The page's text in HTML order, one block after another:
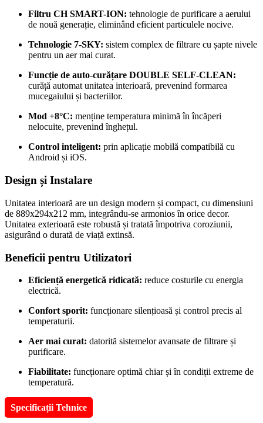
Filtru CH SMART-ION: tehnologie de purificare a aerului
de nouă generație, eliminând eficient particulele nocive.
Tehnologie 7-SKY: sistem complex de filtrare cu șapte nivele
pentru un aer mai curat.
Funcție de auto-curățare DOUBLE SELF-CLEAN:
curăță automat unitatea interioară, prevenind formarea
mucegaiului și bacteriilor.
Mod +8°C: menține temperatura minimă în încăperi
nelocuite, prevenind înghețul.
Control inteligent: prin aplicație mobilă compatibilă cu
Android și iOS.
Design și Instalare
Unitatea interioară are un design modern și compact, cu dimensiuni
de 889x294x212 mm, integrându-se armonios în orice decor.
Unitatea exterioară este robustă și tratată împotriva coroziunii,
asigurând o durată de viață extinsă.
Beneficii pentru Utilizatori
Eficiență energetică ridicată: reduce costurile cu energia
electrică.
Confort sporit: funcționare silențioasă și control precis al
temperaturii.
Aer mai curat: datorită sistemelor avansate de filtrare și
purificare.
Fiabilitate: funcționare optimă chiar și în condiții extreme de
temperatură.
Specificații Tehnice